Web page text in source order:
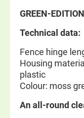
GREEN-EDITION
Technical data:
Fence hinge
Housing
plastic
Colour: moss
An all-round